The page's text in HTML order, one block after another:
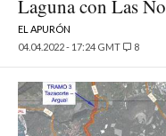
Laguna con Las
EL APURÓN
04.04.2022 - 17:24 GMT
8